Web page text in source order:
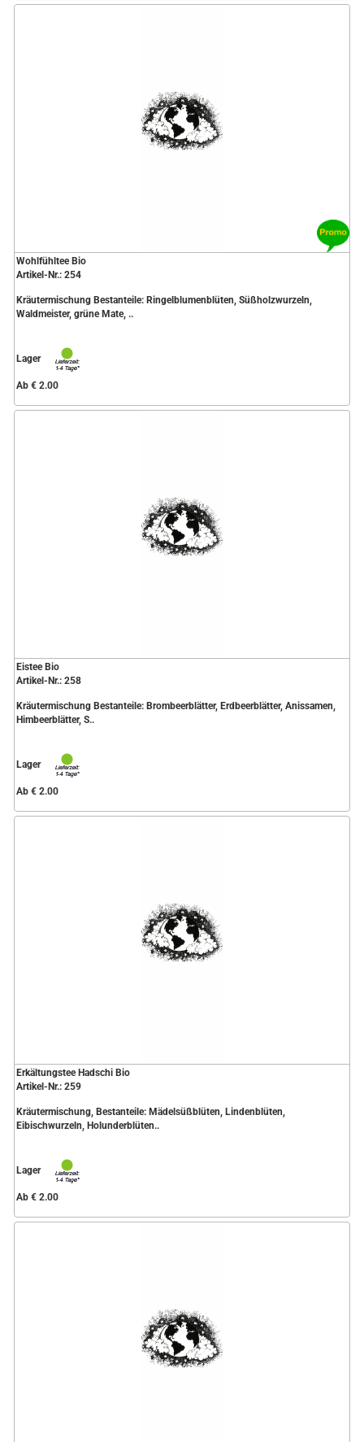
Wohlfühltee Bio
Artikel-Nr.: 254
Kräutermischung Bestanteile: Ringelblumenblüten, Süßholzwurzeln,
Waldmeister, grüne Mate, ..
Lager
Ab € 2.00
Eistee Bio
Artikel-Nr.: 258
Kräutermischung Bestanteile: Brombeerblätter, Erdbeerblätter, Anissamen,
Himbeerblätter, S..
Lager
Ab € 2.00
Erkältungstee Hadschi Bio
Artikel-Nr.: 259
Kräutermischung, Bestanteile: Mädelsüßblüten, Lindenblüten,
Eibischwurzeln, Holunderblüten..
Lager
Ab € 2.00